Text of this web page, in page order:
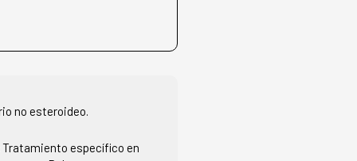
no esteroideo.
Tratamiento específico en